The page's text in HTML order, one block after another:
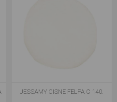
JESSAMY CISNE FELPA C 140.